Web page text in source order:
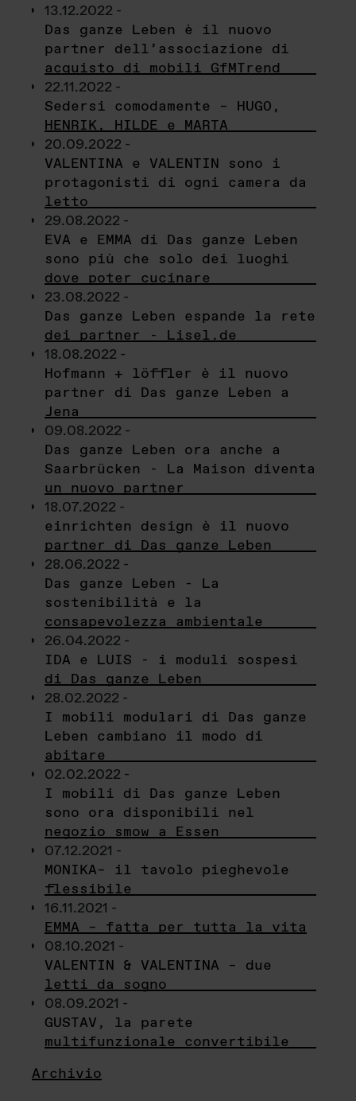
13.12.2022 -
Das ganze Leben è il nuovo
partner dell’associazione di
acquisto di mobili GfMTrend
22.11.2022 -
Sedersi comodamente – HUGO,
HENRIK, HILDE e MARTA
20.09.2022 -
VALENTINA e VALENTIN sono i
protagonisti di ogni camera da
letto
29.08.2022 -
EVA e EMMA di Das ganze Leben
sono più che solo dei luoghi
dove poter cucinare
23.08.2022 -
Das ganze Leben espande la rete
dei partner - Lisel.de
18.08.2022 -
Hofmann + löffler è il nuovo
partner di Das ganze Leben a
Jena
09.08.2022 -
Das ganze Leben ora anche a
Saarbrücken - La Maison diventa
un nuovo partner
18.07.2022 -
einrichten design è il nuovo
partner di Das ganze Leben
28.06.2022 -
Das ganze Leben - La
sostenibilità e la
consapevolezza ambientale
26.04.2022 -
IDA e LUIS - i moduli sospesi
di Das ganze Leben
28.02.2022 -
I mobili modulari di Das ganze
Leben cambiano il modo di
abitare
02.02.2022 -
I mobili di Das ganze Leben
sono ora disponibili nel
negozio smow a Essen
07.12.2021 -
MONIKA– il tavolo pieghevole
flessibile
16.11.2021 -
EMMA – fatta per tutta la vita
08.10.2021 -
VALENTIN & VALENTINA – due
letti da sogno
08.09.2021 -
GUSTAV, la parete
multifunzionale convertibile
Archivio